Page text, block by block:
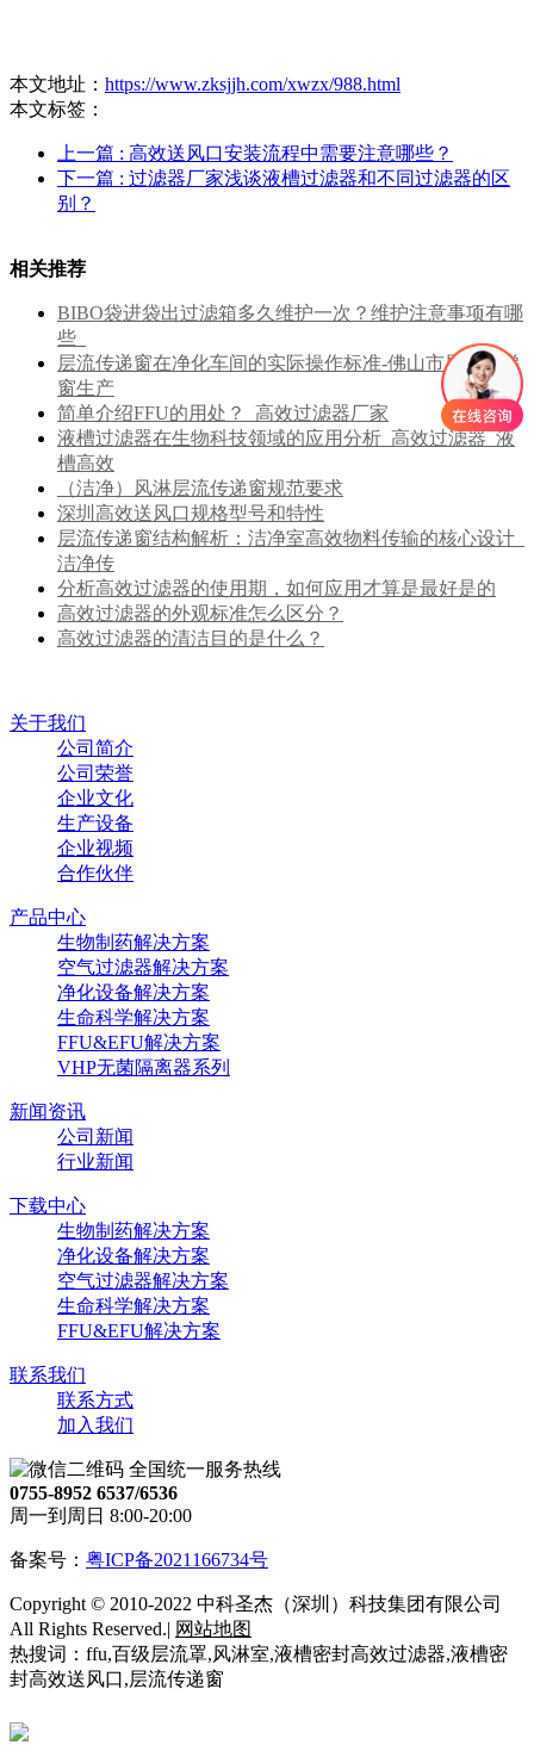
本文地址： https://www.zksjjh.com/xwzx/988.html
本文标签：
上一篇 : 高效送风口安装流程中需要注意哪些？
下一篇 : 过滤器厂家浅谈液槽过滤器和不同过滤器的区
别？
相关推荐
BIBO袋进袋出过滤箱多久维护一次？维护注意事项有哪
些_
层流传递窗在净化车间的实际操作标准-佛山市层流传递
窗生产
简单介绍FFU的用处？_高效过滤器厂家
液槽过滤器在生物科技领域的应用分析_高效过滤器_液
槽高效
（洁净）风淋层流传递窗规范要求
深圳高效送风口​规格型号和特性
层流传递窗结构解析：洁净室高效物料传输的核心设计_
洁净传
分析高效过滤器的使用期，如何应用才算是最好是的
高效过滤器的外观标准怎么区分？
高效过滤器的清洁目的是什么？
关于我们
公司简介
公司荣誉
企业文化
生产设备
企业视频
合作伙伴
产品中心
生物制药解决方案
空气过滤器解决方案
净化设备解决方案
生命科学解决方案
FFU&EFU解决方案
VHP无菌隔离器系列
新闻资讯
公司新闻
行业新闻
下载中心
生物制药解决方案
净化设备解决方案
空气过滤器解决方案
生命科学解决方案
FFU&EFU解决方案
联系我们
联系方式
加入我们
全国统一服务热线
0755-8952 6537/6536
周一到周日 8:00-20:00
备案号： 粤ICP备2021166734号
Copyright © 2010-2022 中科圣杰（深圳）科技集团有限公司
All Rights Reserved.| 网站地图
热搜词：ffu,百级层流罩,风淋室,液槽密封高效过滤器,液槽密
封高效送风口,层流传递窗